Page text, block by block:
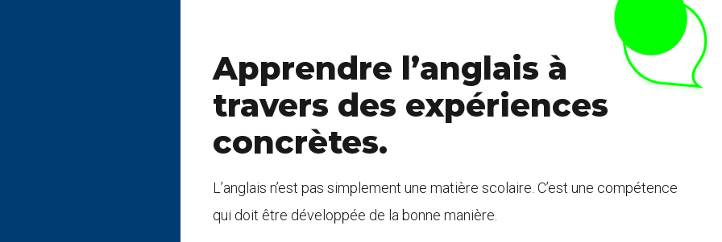
Apprendre l’anglais à
travers des expériences
concrètes.
L’anglais n’est pas simplement une matière scolaire. C’est une compétence
qui doit être développée de la bonne manière.